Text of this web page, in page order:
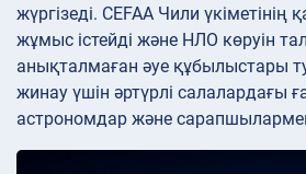
жүргізеді. CEFAA Чили
жұмыс істейді және НЛО көруін
анықталмаған әуе құбылыстары
жинау үшін әртүрлі салалардағы
астрономдар және